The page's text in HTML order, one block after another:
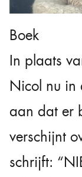
Boek
In plaats
Nicol nu in
aan dat er
verschijnt
schrijft: